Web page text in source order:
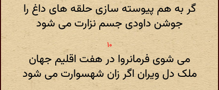
گر به هم پیوسته سازی حلقه های داغ را
جوشن داودی جسم نزارت می شود
می شوی فرمانروا در هفت اقلیم جهان
ملک دل ویران اگر زان شهسوارت می شود